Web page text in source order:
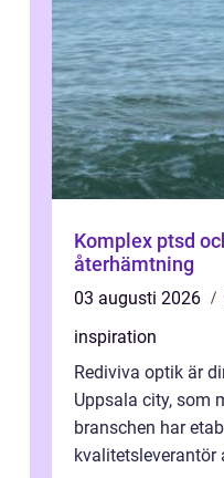
Komplex ptsd
återhämtning
03 augusti 2026
inspiration
Rediviva optik är
Uppsala city, som
branschen har
kvalitetsleverantör